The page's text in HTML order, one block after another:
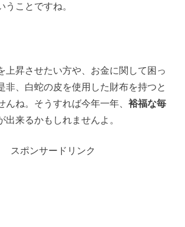
うことですね。
上昇させたい方や、お金に関して困っ
非、白蛇の皮を使用した財布を持つと
んね。そうすれば今年一年、裕福な毎
出来るかもしれませんよ。
スポンサードリンク